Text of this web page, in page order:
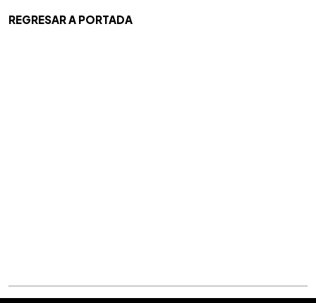
REGRESAR A PORTADA